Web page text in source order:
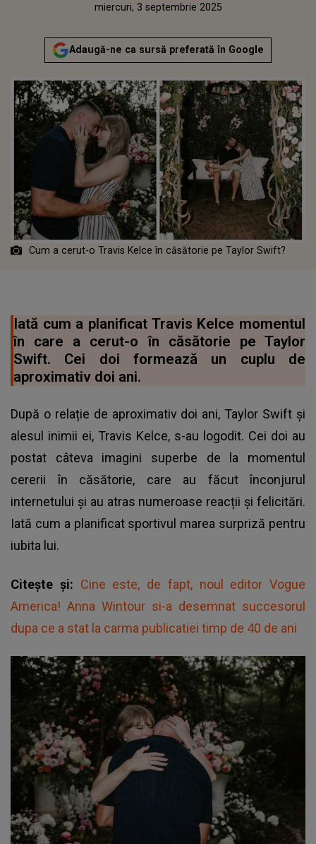
miercuri, 3 septembrie 2025
Actualizat:
miercuri, 3 septembrie 2025
Adaugă-ne ca sursă preferată în Google
Cum a cerut-o Travis Kelce în căsătorie pe Taylor Swift?
Iată cum a planificat Travis Kelce momentul
în care a cerut-o în căsătorie pe Taylor
Swift. Cei doi formează un cuplu de
aproximativ doi ani.
După o relație de aproximativ doi ani, Taylor Swift și
alesul inimii ei, Travis Kelce, s-au logodit. Cei doi au
postat câteva imagini superbe de la momentul
cererii în căsătorie, care au făcut înconjurul
internetului și au atras numeroase reacții și felicitări.
Iată cum a planificat sportivul marea surpriză pentru
iubita lui.
Citește și: Cine este, de fapt, noul editor Vogue
America! Anna Wintour si-a desemnat succesorul
dupa ce a stat la carma publicatiei timp de 40 de ani